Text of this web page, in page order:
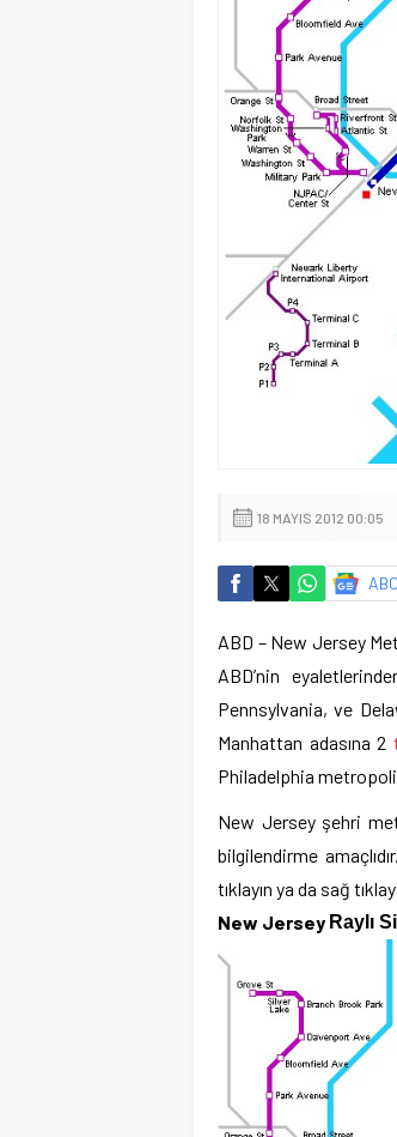
18 MAYIS 2012 00:05
ABD – New Jersey
ABD’nin
Pennsylvania, ve
Manhattan adasına 2
Philadelphia
New Jersey şehri
bilgilendirme
tıklayın ya da sağ
New Jersey Raylı